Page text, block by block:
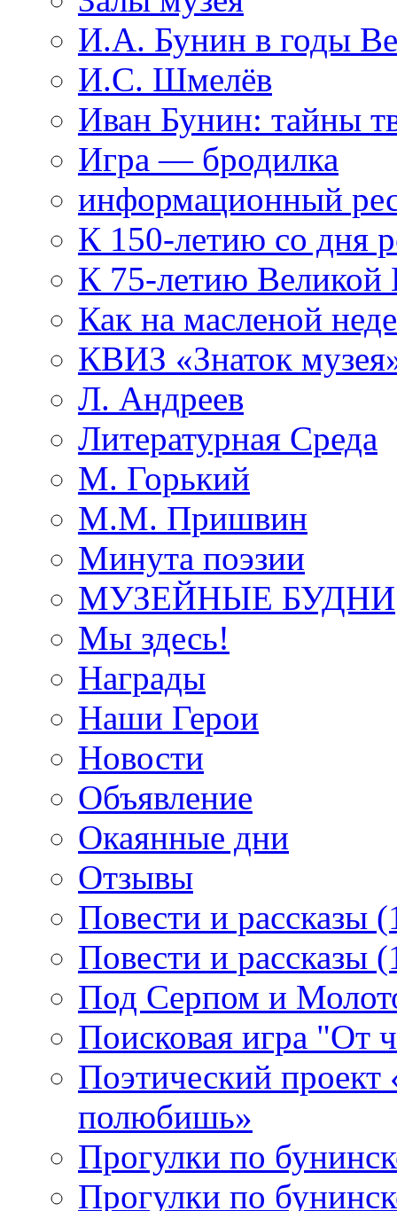
И.А. Бунин в годы
И.С. Шмелёв
Иван Бунин: тайны
Игра — бродилка
информационный
К 150-летию со дня
К 75-летию Великой
Как на масленой
КВИЗ «Знаток
Л. Андреев
Литературная Среда
М. Горький
М.М. Пришвин
Минута поэзии
МУЗЕЙНЫЕ БУДНИ
Мы здесь!
Награды
Наши Герои
Новости
Объявление
Окаянные дни
Отзывы
Повести и рассказы
Повести и рассказы
Под Серпом и
Поисковая игра "От
Поэтический
полюбишь»
Прогулки по
Прогулки по